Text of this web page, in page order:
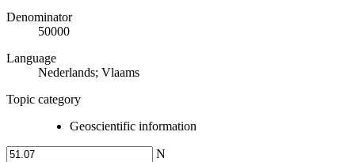
Denominator
50000
Language
Nederlands; Vlaams
Topic category
Geoscientific information
N